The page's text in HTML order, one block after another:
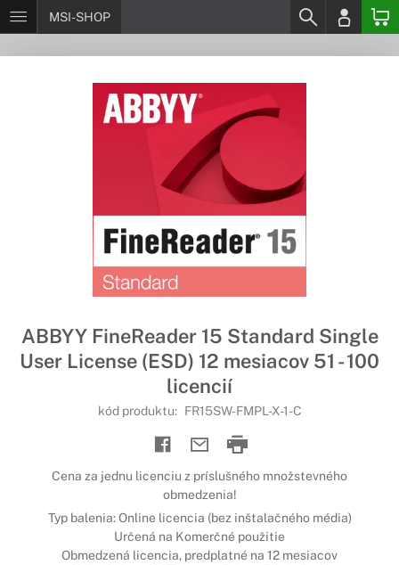
MSI-SHOP
ABBYY FineReader 15 Standard Single
User License (ESD) 12 mesiacov 51 - 100
licencií
kód produktu: FR15SW-FMPL-X-1-C
Cena za jednu licenciu z príslušného množstevného
obmedzenia!
Typ balenia: Online licencia (bez inštalačného média)
Určená na Komerčné použitie
Obmedzená licencia, predplatné na 12 mesiacov